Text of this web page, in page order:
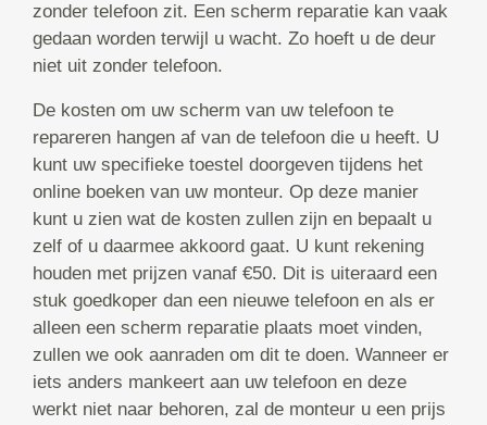
zonder telefoon zit. Een scherm reparatie kan vaak
gedaan worden terwijl u wacht. Zo hoeft u de deur
niet uit zonder telefoon.
De kosten om uw scherm van uw telefoon te
repareren hangen af van de telefoon die u heeft. U
kunt uw specifieke toestel doorgeven tijdens het
online boeken van uw monteur. Op deze manier
kunt u zien wat de kosten zullen zijn en bepaalt u
zelf of u daarmee akkoord gaat. U kunt rekening
houden met prijzen vanaf €50. Dit is uiteraard een
stuk goedkoper dan een nieuwe telefoon en als er
alleen een scherm reparatie plaats moet vinden,
zullen we ook aanraden om dit te doen. Wanneer er
iets anders mankeert aan uw telefoon en deze
werkt niet naar behoren, zal de monteur u een prijs